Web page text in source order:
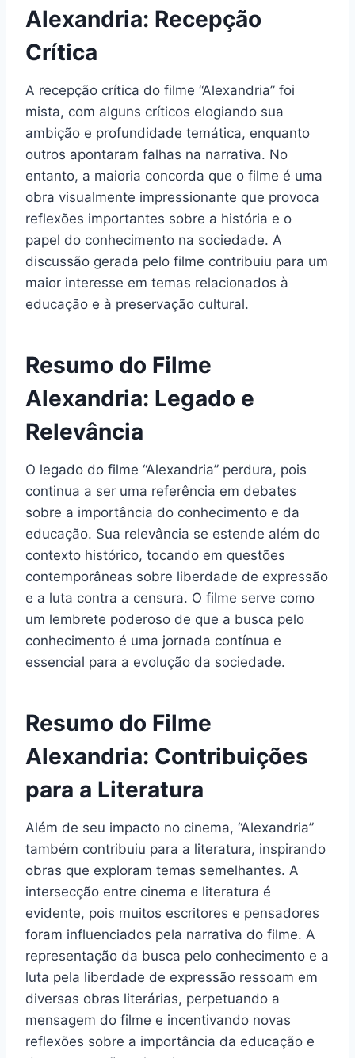
Alexandria: Recepção
Crítica
A recepção crítica do filme “Alexandria” foi
mista, com alguns críticos elogiando sua
ambição e profundidade temática, enquanto
outros apontaram falhas na narrativa. No
entanto, a maioria concorda que o filme é uma
obra visualmente impressionante que provoca
reflexões importantes sobre a história e o
papel do conhecimento na sociedade. A
discussão gerada pelo filme contribuiu para um
maior interesse em temas relacionados à
educação e à preservação cultural.
Resumo do Filme
Alexandria: Legado e
Relevância
O legado do filme “Alexandria” perdura, pois
continua a ser uma referência em debates
sobre a importância do conhecimento e da
educação. Sua relevância se estende além do
contexto histórico, tocando em questões
contemporâneas sobre liberdade de expressão
e a luta contra a censura. O filme serve como
um lembrete poderoso de que a busca pelo
conhecimento é uma jornada contínua e
essencial para a evolução da sociedade.
Resumo do Filme
Alexandria: Contribuições
para a Literatura
Além de seu impacto no cinema, “Alexandria”
também contribuiu para a literatura, inspirando
obras que exploram temas semelhantes. A
intersecção entre cinema e literatura é
evidente, pois muitos escritores e pensadores
foram influenciados pela narrativa do filme. A
representação da busca pelo conhecimento e a
luta pela liberdade de expressão ressoam em
diversas obras literárias, perpetuando a
mensagem do filme e incentivando novas
reflexões sobre a importância da educação e